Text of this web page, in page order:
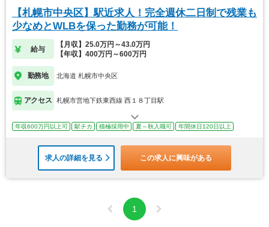
【札幌市中央区】駅近求人！完全週休二日制で残業も
少なめとWLBを保った勤務が可能！
給与
【月収】25.0万円～43.0万円
【年収】400万円～600万円
勤務地 北海道 札幌市中央区
アクセス 札幌市営地下鉄東西線 西１８丁目駅
年収600万円以上可 駅チカ 積極採用中 夏～秋入職可 年間休日120日以上
求人の詳細を見る この求人に興味がある
1